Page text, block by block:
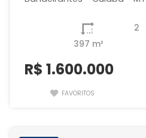
397 m²
2
R$ 1.600.000
FAVORITOS